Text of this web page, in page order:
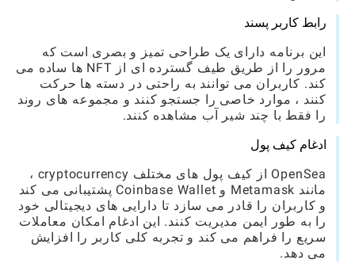
رابط کاربر پسند
این برنامه دارای یک طراحی تمیز و بصری است که
مرور را از طریق طیف گسترده ای از NFT ها ساده می
کند. کاربران می توانند به راحتی در دسته ها حرکت
کنند ، موارد خاصی را جستجو کنند و مجموعه های روند
را فقط با چند شیر آب مشاهده کنند.
ادغام کیف پول
OpenSea از کیف پول های مختلف cryptocurrency ،
مانند Metamask و Coinbase Wallet پشتیبانی می کند
و کاربران را قادر می سازد تا دارایی های دیجیتالی خود
را به طور ایمن مدیریت کنند. این ادغام امکان معاملات
سریع را فراهم می کند و تجربه کلی کاربر را افزایش
می دهد.